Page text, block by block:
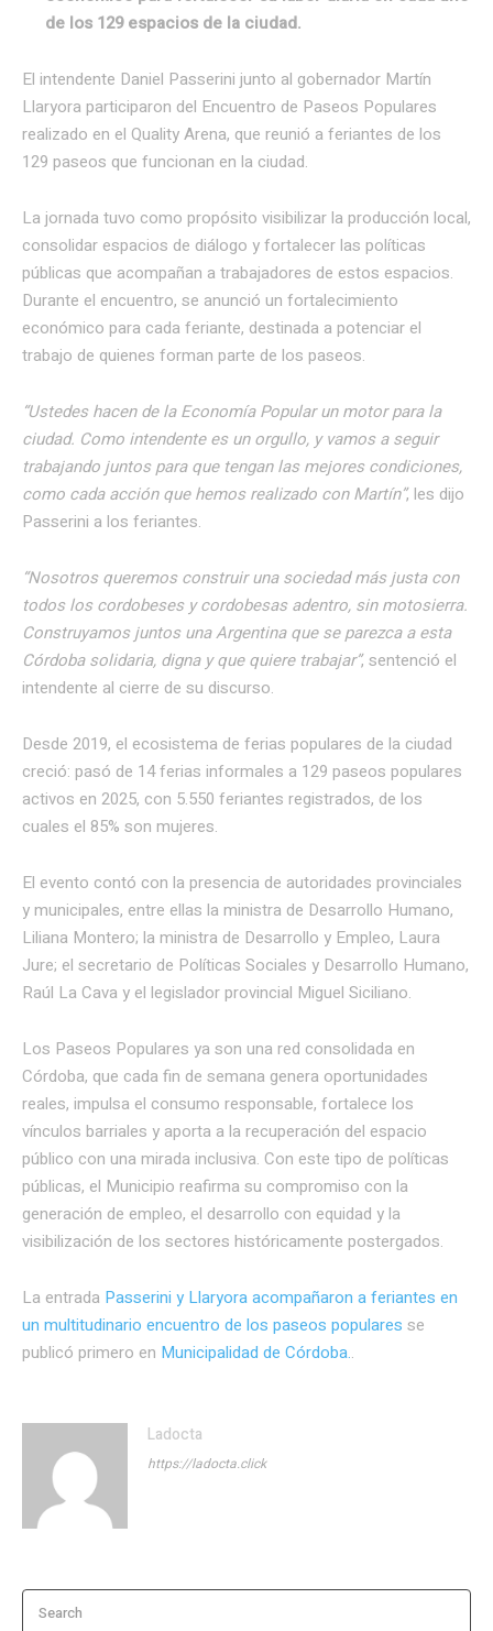
de los 129 espacios de la ciudad.
El intendente Daniel Passerini junto al gobernador Martín
Llaryora participaron del Encuentro de Paseos Populares
realizado en el Quality Arena, que reunió a feriantes de los
129 paseos que funcionan en la ciudad.
La jornada tuvo como propósito visibilizar la producción local,
consolidar espacios de diálogo y fortalecer las políticas
públicas que acompañan a trabajadores de estos espacios.
Durante el encuentro, se anunció un fortalecimiento
económico para cada feriante, destinada a potenciar el
trabajo de quienes forman parte de los paseos.
“Ustedes hacen de la Economía Popular un motor para la
ciudad. Como intendente es un orgullo, y vamos a seguir
trabajando juntos para que tengan las mejores condiciones,
como cada acción que hemos realizado con Martín”, les dijo
Passerini a los feriantes.
“Nosotros queremos construir una sociedad más justa con
todos los cordobeses y cordobesas adentro, sin motosierra.
Construyamos juntos una Argentina que se parezca a esta
Córdoba solidaria, digna y que quiere trabajar”, sentenció el
intendente al cierre de su discurso.
Desde 2019, el ecosistema de ferias populares de la ciudad
creció: pasó de 14 ferias informales a 129 paseos populares
activos en 2025, con 5.550 feriantes registrados, de los
cuales el 85% son mujeres.
El evento contó con la presencia de autoridades provinciales
y municipales, entre ellas la ministra de Desarrollo Humano,
Liliana Montero; la ministra de Desarrollo y Empleo, Laura
Jure; el secretario de Políticas Sociales y Desarrollo Humano,
Raúl La Cava y el legislador provincial Miguel Siciliano.
Los Paseos Populares ya son una red consolidada en
Córdoba, que cada fin de semana genera oportunidades
reales, impulsa el consumo responsable, fortalece los
vínculos barriales y aporta a la recuperación del espacio
público con una mirada inclusiva. Con este tipo de políticas
públicas, el Municipio reafirma su compromiso con la
generación de empleo, el desarrollo con equidad y la
visibilización de los sectores históricamente postergados.
La entrada Passerini y Llaryora acompañaron a feriantes en
un multitudinario encuentro de los paseos populares se
publicó primero en Municipalidad de Córdoba..
Ladocta
https://ladocta.click
Search